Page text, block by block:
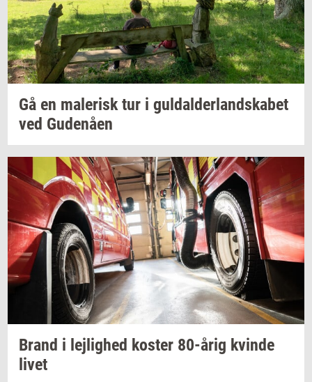
Gå en ma­le­risktur i gul­dal­der­land­ska­bet
ved Gu­denå­en
Brand i lej­lig­hed ko­ster 80-årig kvin­de
livet